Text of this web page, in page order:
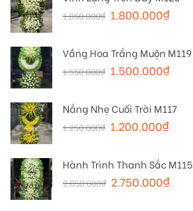
1.850.000₫ 1.800.000₫
Vầng Hoa Trắng Muộn M119
1.550.000₫ 1.500.000₫
Nắng Nhẹ Cuối Trời M117
1.250.000₫ 1.200.000₫
Hành Trình Thanh Sắc M115
2.850.000₫ 2.750.000₫